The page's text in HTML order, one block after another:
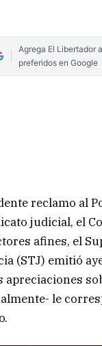
Agrega El Libertador
preferidos en Google
reclamo al
judicial, el
afines, el
(STJ) emitió
apreciaciones
le